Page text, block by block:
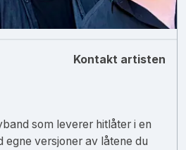
Kontakt artisten
som leverer hitlåter i en
egne versjoner av låtene du